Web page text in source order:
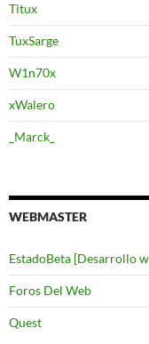
Titux
TuxSarge
W1n70x
xWalero
_Marck_
WEBMASTER
EstadoBeta [Desarrollo
Foros Del Web
Quest